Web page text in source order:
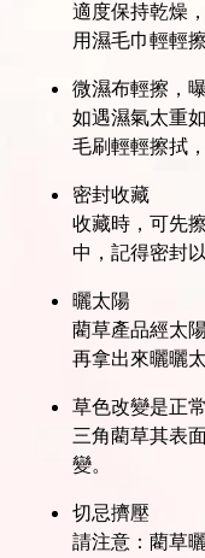
適度保持乾燥
用濕毛巾輕輕
微濕布輕擦，
如遇濕氣太重
毛刷輕輕擦拭
密封收藏
收藏時，可先
中，記得密封
曬太陽
藺草產品經太
再拿出來曬曬太
草色改變是正
三角藺草其表
變。
切忌擠壓
請注意：藺草